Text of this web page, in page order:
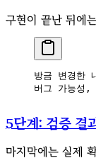
구현이 끝난 뒤에
방금 변경한
버그 가능성,
5단계: 검증 결
마지막에는 실제